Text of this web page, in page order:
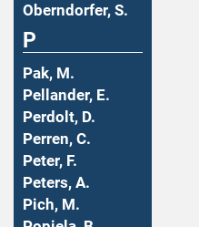
Oberndorfer, S.
P
Pak, M.
Pellander, E.
Perdolt, D.
Perren, C.
Peter, F.
Peters, A.
Pich, M.